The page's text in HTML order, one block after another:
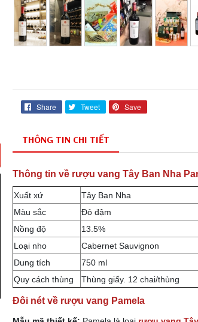
Share Tweet Save
THÔNG TIN CHI TIẾT
Thông tin về rượu vang Tây Ban Nha
Xuất xứ
Tây Ban Nha
Màu sắc
Đỏ đậm
Nồng độ
13.5%
Loại nho
Cabernet Sauvignon
Dung tích
750 ml
Quy cách thùng
Thùng giấy. 12 chai/thùng
Đôi nét về rượu vang Pamela